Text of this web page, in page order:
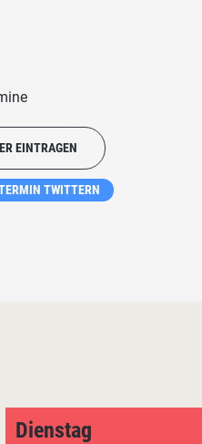
EINTRAGEN
TWITTERN
Dienstag